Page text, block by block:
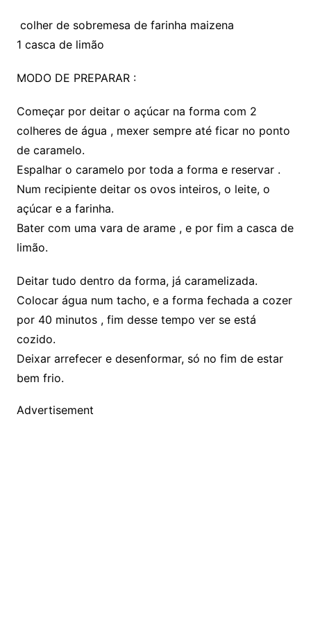
colher de sobremesa de farinha maizena
1 casca de limão
MODO DE PREPARAR :
Começar por deitar o açúcar na forma com 2
colheres de água , mexer sempre até ficar no ponto
de caramelo.
Espalhar o caramelo por toda a forma e reservar .
Num recipiente deitar os ovos inteiros, o leite, o
açúcar e a farinha.
Bater com uma vara de arame , e por fim a casca de
limão.
Deitar tudo dentro da forma, já caramelizada.
Colocar água num tacho, e a forma fechada a cozer
por 40 minutos , fim desse tempo ver se está
cozido.
Deixar arrefecer e desenformar, só no fim de estar
bem frio.
Advertisement